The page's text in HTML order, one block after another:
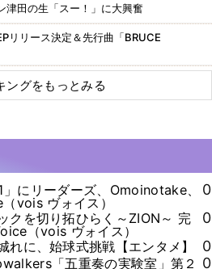
田の生「スー！」に大興奮
リース決定＆先行曲「BRUCE
ングをもっとみる
」にリーダーズ、Omoinotake、
vois ヴォイス）
0
クを切り拓ひらく～ZION～ 完
（vois ヴォイス）
0
れに、始球式挑戦【エンタメ】
0
「五重奏の実験室」第２ 0